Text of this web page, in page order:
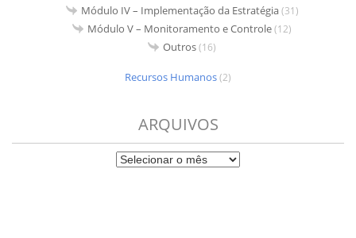
Módulo IV – Implementação da Estratégia(31)
Módulo V – Monitoramento e Controle(12)
Outros(16)
Recursos Humanos(2)
ARQUIVOS